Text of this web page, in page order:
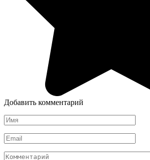
Добавить комментарий
Имя
*
Email
*
Комментарий